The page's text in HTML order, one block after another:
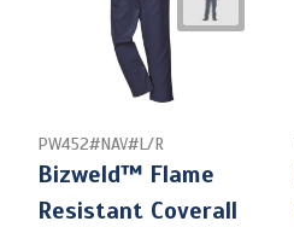
PW452#NAV#L/R
Bizweld™ Flame
Resistant Coverall